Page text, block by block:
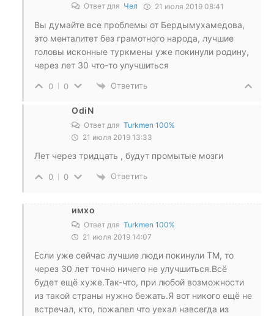
Ответ для Чел 21 июля 2019 08:41
Вы думайте все проблемы от Бердымухамедова,
это менталитет без грамотного народа, лучшие
головы исконные туркмены уже покинули родину,
через лет 30 что-то улучшиться
0 0 Ответить
OdiN
Ответ для Turkmen 100%
21 июля 2019 13:33
Лет через тридцать , будут промытые мозги
0 0 Ответить
имхо
Ответ для Turkmen 100%
21 июля 2019 14:07
Если уже сейчас лучшие люди покинули ТМ, то
через 30 лет точно ничего не улучшиться.Всё
будет ещё хуже.Так-что, при любой возможности
из такой страны нужно бежать.Я вот никого ещё не
встречал, кто, пожалел что уехал навсегда из